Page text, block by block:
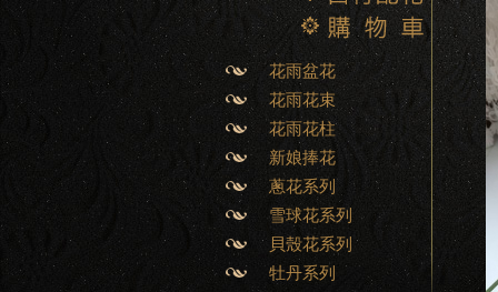
花雨盆花
花雨花束
花雨花柱
新娘捧花
蔥花系列
雪球花系列
貝殼花系列
牡丹系列